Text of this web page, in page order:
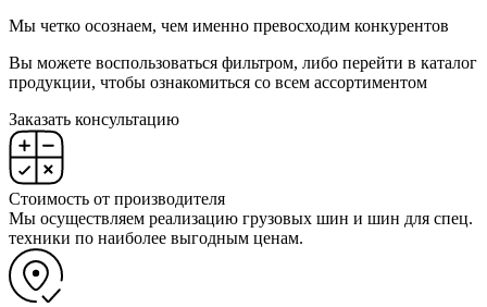
Мы четко осознаем, чем именно превосходим конкурентов
Вы можете воспользоваться фильтром, либо перейти в каталог
продукции, чтобы ознакомиться со всем ассортиментом
Заказать консультацию
Стоимость от производителя
Мы осуществляем реализацию грузовых шин и шин для спец.
техники по наиболее выгодным ценам.